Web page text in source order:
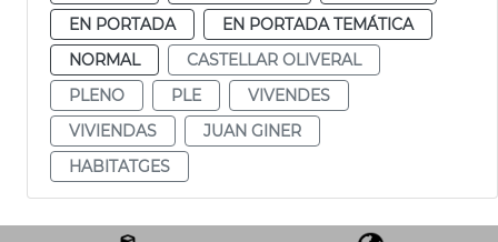
EN PORTADA
EN PORTADA TEMÁTICA
NORMAL
CASTELLAR OLIVERAL
PLENO
PLE
VIVENDES
VIVIENDAS
JUAN GINER
HABITATGES